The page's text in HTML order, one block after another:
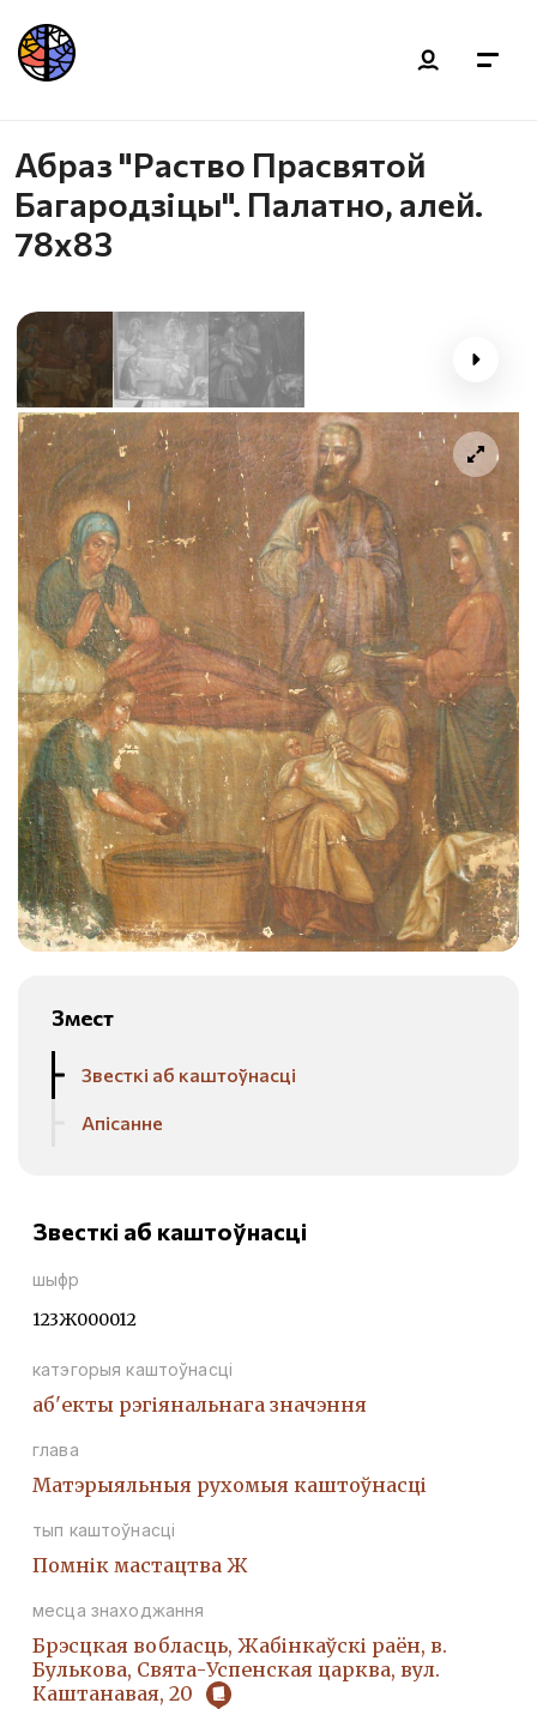
Абраз "Раство Прасвятой
Багародзіцы". Палатно, алей.
78х83
Змест
Звесткі аб каштоўнасці
Апісанне
Звесткі аб каштоўнасці
шыфр
123Ж000012
катэгорыя каштоўнасці
аб'екты рэгіянальнага значэння
глава
Матэрыяльныя рухомыя каштоўнасці
тып каштоўнасці
Помнік мастацтва Ж
месца знаходжання
Брэсцкая вобласць, Жабінкаўскі раён, в.
Булькова, Свята-Успенская царква, вул.
Каштанавая, 20